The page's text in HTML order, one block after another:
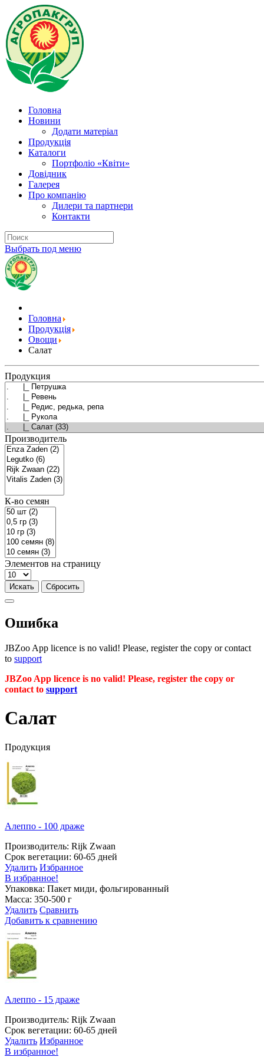
Головна
Новини
Додати матеріал
Продукція
Каталоги
Портфоліо «Квіти»
Довідник
Галерея
Про компанію
Дилери та партнери
Контакти
Выбрать под меню
Головна
Продукція
Овощи
Салат
Продукция
Производитель
К-во семян
Элементов на страницу
Ошибка
JBZoo App licence is no valid! Please, register the copy or contact
to support
JBZoo App licence is no valid! Please, register the copy or
contact to support
Салат
Продукция
Алеппо - 100 драже
Производитель: Rijk Zwaan
Срок вегетации: 60-65 дней
Удалить Избранное
В избранное!
Упаковка: Пакет миди, фольгированный
Масса: 350-500 г
Удалить Сравнить
Добавить к сравнению
Алеппо - 15 драже
Производитель: Rijk Zwaan
Срок вегетации: 60-65 дней
Удалить Избранное
В избранное!